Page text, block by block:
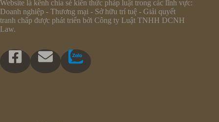
Website là kênh chia sẻ kiến thức pháp luật trong các lĩnh vực:
Doanh nghiệp - Thương mại - Sở hữu trí tuệ - Giải quyết
tranh chấp được phát triển bởi Công ty Luật TNHH DCNH
Law.